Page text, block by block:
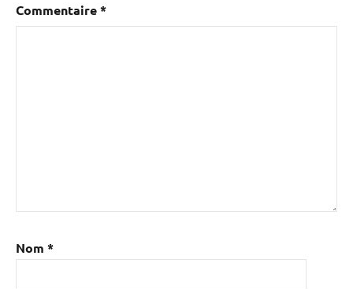
Commentaire*
Nom *